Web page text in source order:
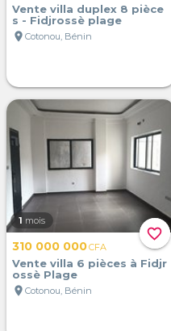
Vente villa duplex 8 pièce
s - Fidjrossè plage
location_on Cotonou, Bénin
favorite_border
1 mois
310 000 000CFA
Vente villa 6 pièces à Fidjr
ossè Plage
location_on Cotonou, Bénin